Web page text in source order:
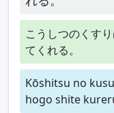
こうしつのくす
てくれる。
Kōshitsu no
hogo shite